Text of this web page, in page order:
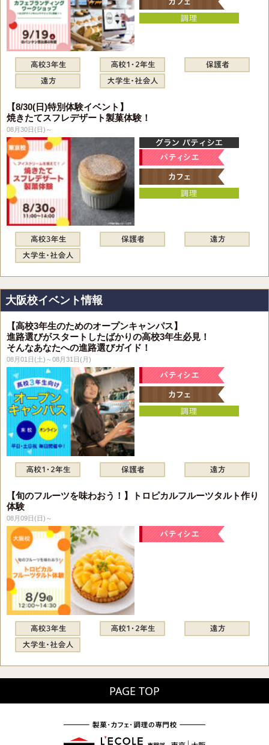
【8/30(日)特別体験イベント】
焼きたてスフレデザート製菓体験！
08月30日(日)～
大阪校イベント情報
【高校3年生のためのオープンキャンパス】
進路選びがスタートしたばかりの高校3年生必見！
そんなあなたへの進路選びガイド！
08月01日(土)～08月31日(月)
【旬のフルーツを味わおう！】トロピカルフルーツタルト作り
体験
08月09日(日)～
PAGE TOP